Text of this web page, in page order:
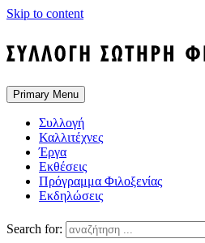
Skip to content
Primary Menu
Συλλογή
Καλλιτέχνες
Έργα
Εκθέσεις
Πρόγραμμα Φιλοξενίας
Εκδηλώσεις
Search for: